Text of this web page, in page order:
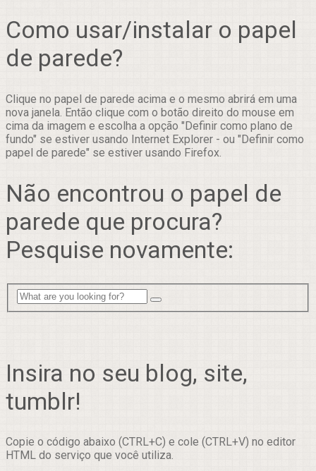
Como usar/instalar o papel
de parede?
Clique no papel de parede acima e o mesmo abrirá em uma
nova janela. Então clique com o botão direito do mouse em
cima da imagem e escolha a opção "Definir como plano de
fundo" se estiver usando Internet Explorer - ou "Definir como
papel de parede" se estiver usando Firefox.
Não encontrou o papel de
parede que procura?
Pesquise novamente:
Insira no seu blog, site,
tumblr!
Copie o código abaixo (CTRL+C) e cole (CTRL+V) no editor
HTML do serviço que você utiliza.